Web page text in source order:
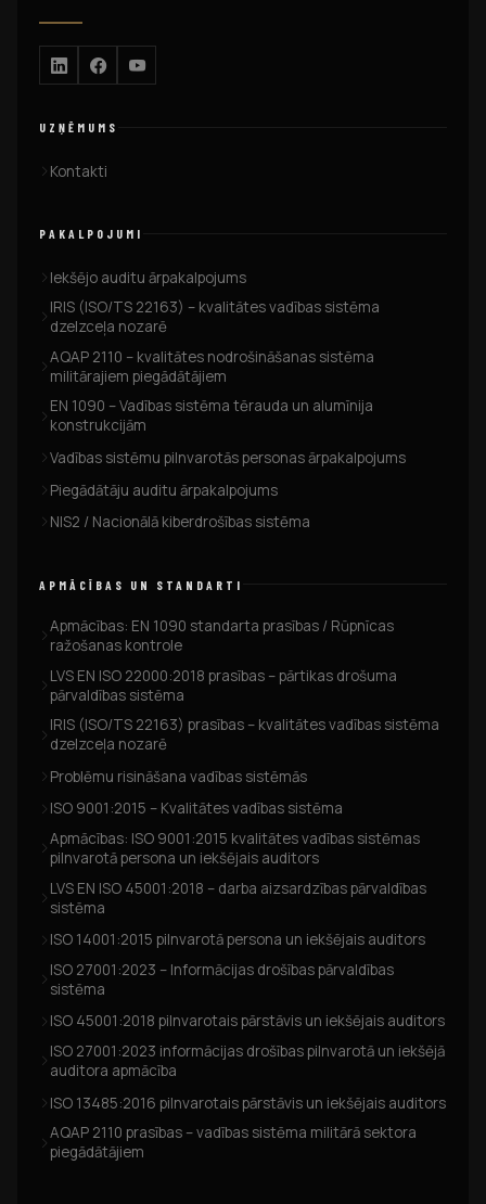
UZŅĒMUMS
Kontakti
PAKALPOJUMI
Iekšējo auditu ārpakalpojums
IRIS (ISO/TS 22163) – kvalitātes vadības sistēma
dzelzceļa nozarē
AQAP 2110 – kvalitātes nodrošināšanas sistēma
militārajiem piegādātājiem
EN 1090 – Vadības sistēma tērauda un alumīnija
konstrukcijām
Vadības sistēmu pilnvarotās personas ārpakalpojums
Piegādātāju auditu ārpakalpojums
NIS2 / Nacionālā kiberdrošības sistēma
APMĀCĪBAS UN STANDARTI
Apmācības: EN 1090 standarta prasības / Rūpnīcas
ražošanas kontrole
LVS EN ISO 22000:2018 prasības – pārtikas drošuma
pārvaldības sistēma
IRIS (ISO/TS 22163) prasības – kvalitātes vadības sistēma
dzelzceļa nozarē
Problēmu risināšana vadības sistēmās
ISO 9001:2015 – Kvalitātes vadības sistēma
Apmācības: ISO 9001:2015 kvalitātes vadības sistēmas
pilnvarotā persona un iekšējais auditors
LVS EN ISO 45001:2018 – darba aizsardzības pārvaldības
sistēma
ISO 14001:2015 pilnvarotā persona un iekšējais auditors
ISO 27001:2023 – Informācijas drošības pārvaldības
sistēma
ISO 45001:2018 pilnvarotais pārstāvis un iekšējais auditors
ISO 27001:2023 informācijas drošības pilnvarotā un iekšējā
auditora apmācība
ISO 13485:2016 pilnvarotais pārstāvis un iekšējais auditors
AQAP 2110 prasības – vadības sistēma militārā sektora
piegādātājiem